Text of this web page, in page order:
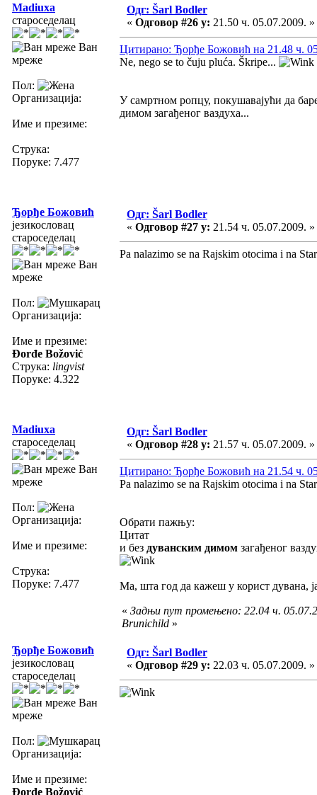
Madiuxa
староседелац
Ван
мреже
Пол:
Организација:
Име и презиме:
Струка:
Поруке: 7.477
Одг: Šarl Bodler
« Одговор #26 у: 21.50 ч. 05.07.2009. »
Цитирано: Ђорђе Божовић на 21.48 ч.
Ne, nego se to čuju pluća. Škripe...
У самртном ропцу, покушавајући да
димом загађеног ваздуха...
Ђорђе Божовић
језикословац
староседелац
Ван
мреже
Пол:
Организација:
Име и презиме:
Đorđe Božović
Струка: lingvist
Поруке: 4.322
Одг: Šarl Bodler
« Одговор #27 у: 21.54 ч. 05.07.2009. »
Pa nalazimo se na Rajskim otocima i na
Madiuxa
староседелац
Ван
мреже
Пол:
Организација:
Име и презиме:
Струка:
Поруке: 7.477
Одг: Šarl Bodler
« Одговор #28 у: 21.57 ч. 05.07.2009. »
Цитирано: Ђорђе Божовић на 21.54 ч.
Pa nalazimo se na Rajskim otocima i na
Обрати пажњу:
Цитат
и без дуванским димом загађеног
Ма, шта год да кажеш у корист дувана,
« Задњи пут промењено: 22.04 ч.
Brunichild »
Ђорђе Божовић
језикословац
староседелац
Ван
мреже
Пол:
Организација:
Име и презиме:
Đorđe Božović
Одг: Šarl Bodler
« Одговор #29 у: 22.03 ч. 05.07.2009. »